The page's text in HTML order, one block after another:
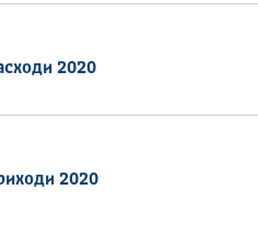
2020
2020